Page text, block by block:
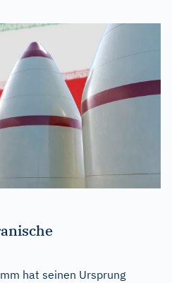
hat seinen Ursprung